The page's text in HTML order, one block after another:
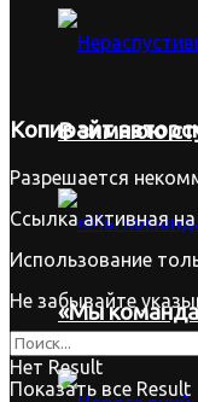
В зимнюю
«Мы
Копирайт
Разрешается
Ссылка активная
Использование
Не забывайте
Нет Result
Показать все Result